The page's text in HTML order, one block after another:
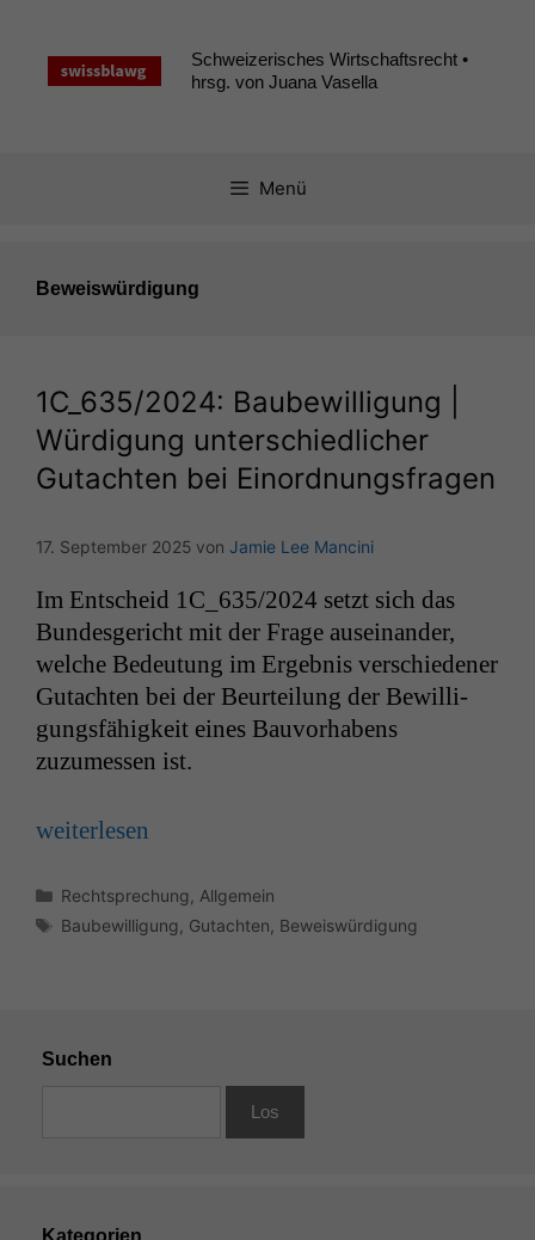
springen
Schweizerisches Wirtschaftsrecht •
hrsg. von Juana Vasella
Menü
Beweiswürdigung
1C_635/2024: Baubewilligung |
Würdigung unterschiedlicher
Gutachten bei Einordnungsfragen
17. September 2025 von Jamie Lee Mancini
Im Entscheid 1C_635/2024 set­zt sich das
Bun­des­gericht mit der Frage auseinan­der,
welche Bedeu­tung im Ergeb­nis ver­schieden­er
Gutacht­en bei der Beurteilung der Bewil­li­
gungs­fähigkeit eines Bau­vorhabens
zuzumessen ist.
weit­er­lesen
Kategorien
Rechtsprechung Allgemein
Schlagwörter
Baubewilligung Gutachten Beweiswürdigung
Suchen